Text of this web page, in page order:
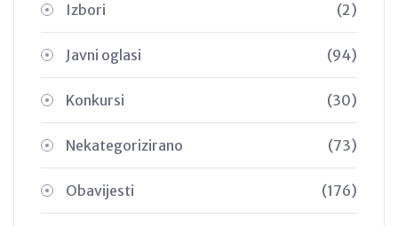
Izbori (2)
Javni oglasi (94)
Konkursi (30)
Nekategorizirano (73)
Obavijesti (176)